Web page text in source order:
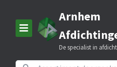
Arnhem
De specialist in